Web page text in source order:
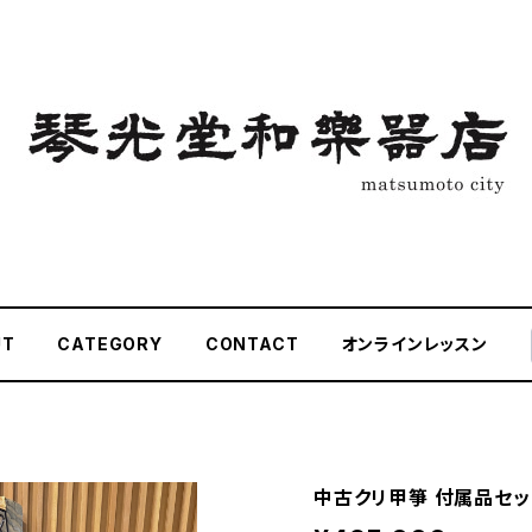
CATEGORY CONTACT オンラインレッスン
中古クリ甲箏 付属品セッ